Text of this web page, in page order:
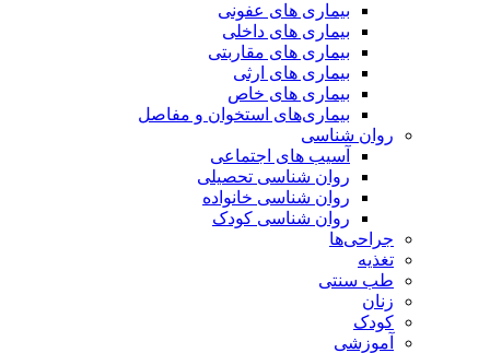
بیماری های عفونی
بیماری های داخلی
بیماری های مقاربتی
بیماری های ارثی
بیماری های خاص
بیماری‌های استخوان و مفاصل
روان شناسی
آسیب های اجتماعی
روان شناسی تحصیلی
روان شناسی خانواده
روان شناسی کودک
جراحی‌ها
تغذیه
طب سنتی
زنان
کودک
آموزشی